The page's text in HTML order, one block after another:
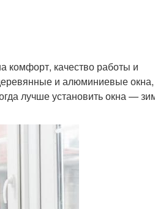
комфорт, качество работы и
и алюминиевые
лучше установить окна —